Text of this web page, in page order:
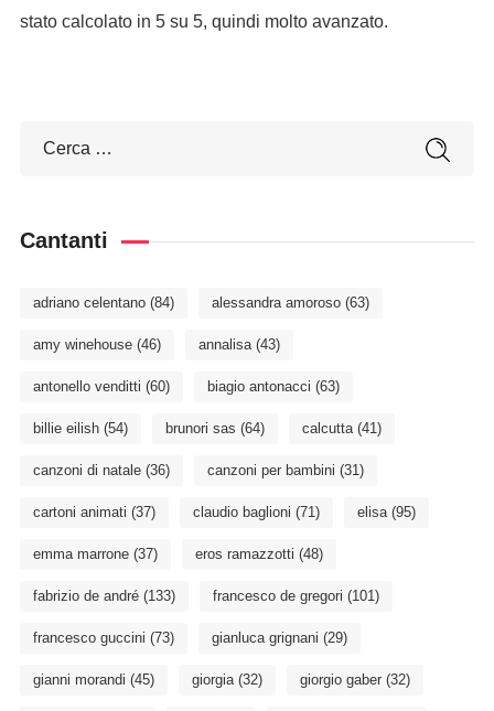
stato calcolato in 5 su 5, quindi molto avanzato.
Cantanti
adriano celentano(84) alessandra amoroso(63)
amy winehouse(46) annalisa(43)
antonello venditti (60) biagio antonacci (63)
billie eilish(54) brunori sas (64) calcutta(41)
canzoni di natale(36) canzoni per bambini (31)
cartoni animati (37) claudio baglioni (71) elisa(95)
emma marrone(37) eros ramazzotti (48)
fabrizio de andré(133) francesco de gregori (101)
francesco guccini (73) gianluca grignani (29)
gianni morandi (45) giorgia(32) giorgio gaber(32)